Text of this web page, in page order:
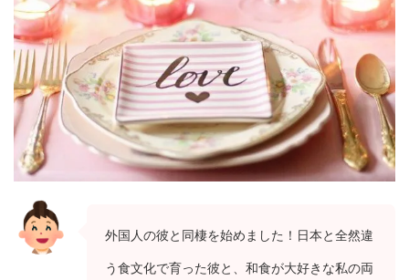
外国人の彼と同棲を始めました！日本と全然違
う食文化で育った彼と、和食が大好きな私の両